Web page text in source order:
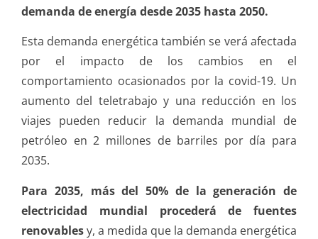
demanda de energía desde 2035 hasta 2050.
Esta demanda energética también se verá afectada
por el impacto de los cambios en el
comportamiento ocasionados por la covid-19. Un
aumento del teletrabajo y una reducción en los
viajes pueden reducir la demanda mundial de
petróleo en 2 millones de barriles por día para
2035.
Para 2035, más del 50% de la generación de
electricidad mundial procederá de fuentes
renovablesy, a medida que la demanda energética